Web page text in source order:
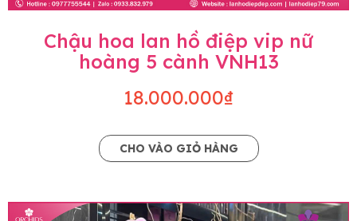
Chậu hoa lan hồ điệp vip nữ
hoàng 5 cành VNH13
18.000.000₫
CHO VÀO GIỎ HÀNG